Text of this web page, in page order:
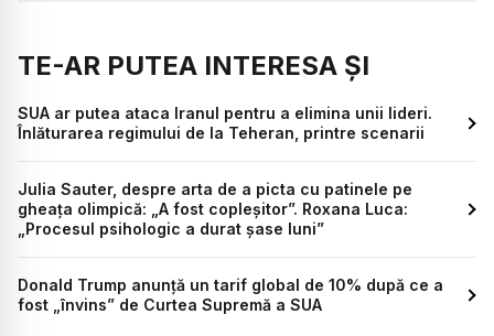
TE-AR PUTEA INTERESA ȘI
SUA ar putea ataca Iranul pentru a elimina unii lideri.
Înlăturarea regimului de la Teheran, printre scenarii
Julia Sauter, despre arta de a picta cu patinele pe
gheața olimpică: „A fost copleșitor”. Roxana Luca:
„Procesul psihologic a durat șase luni”
Donald Trump anunță un tarif global de 10% după ce a
fost „învins” de Curtea Supremă a SUA